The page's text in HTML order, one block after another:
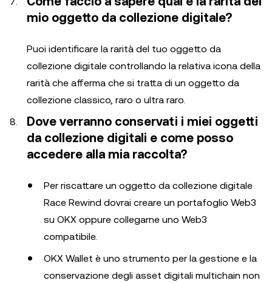
mio oggetto da collezione digitale?
Puoi identificare la rarità del tuo oggetto da
collezione digitale controllando la relativa icona della
rarità che afferma che si tratta di un oggetto da
collezione classico, raro o ultra raro.
Dove verranno conservati i miei oggetti
da collezione digitali e come posso
accedere alla mia raccolta?
Per riscattare un oggetto da collezione digitale
Race Rewind dovrai creare un portafoglio Web3
su OKX oppure collegarne uno Web3
compatibile.
OKX Wallet è uno strumento per la gestione e la
conservazione degli asset digitali multichain non